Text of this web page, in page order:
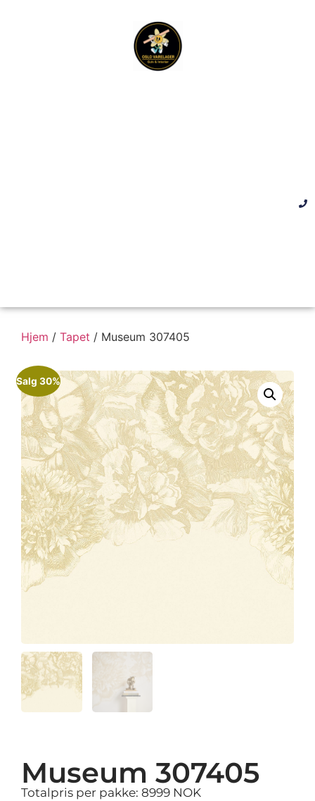
Hjem / Tapet / Museum 307405
Salg 30%
Museum 307405
Totalpris per pakke: 8999 NOK